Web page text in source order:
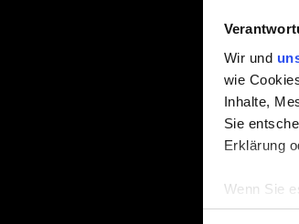
Wir und
wie
Inhalte,
Sie
Erklärung
Wenn Sie